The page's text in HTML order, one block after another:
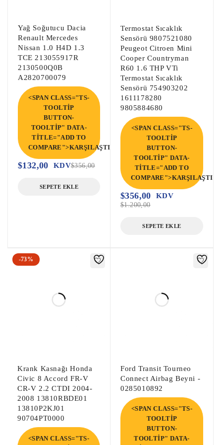
Mekatronik Kart,
Merkezi Kilit Beyni, Kilit Beyni,
Merkezi Kapı Kilitleme Modülü,
Klima Kompresörü, Oto Klima, Araba klima
Kompresörü,
Çıkma Şarj Dinamosu, Çıkma Alternatör,
Lastik Basınç Sensörü, Çıkma Lastik
Basınç Sensörü,
Yakıt Pompa Beyni, Enjektör Beyni,
Hibrit Kontrol Modülü,
Clio 1.2i Motor Beyni, Clio 1.2i Çıkma
Motor Beyni, Clio 1.2i Enjeksiyon Motor
Twingo 1.2i Motor Beyni, Twingo 1.2i
Yağ Soğutucu Dacia
Renault Mercedes
Nissan 1.0 H4D 1.3
TCE 213055917R
2130500Q0B
A2820700079
<SPAN CLASS="TS-
TOOLTIP
BUTTON-
TOOLTIP" DATA-
TITLE="ADD TO
COMPARE">KARŞILAŞTIR</SPAN>
$356,00
$132,00 KDV
SEPETE EKLE
Termostat Sıcaklık
Sensörü 9807521080
Peugeot Citroen Mini
Cooper Countryman
R60 1.6 THP VTi
Termostat Sıcaklık
Sensörü 754903202
1611178280
9805884680
<SPAN CLASS="TS-
TOOLTIP
BUTTON-
TOOLTIP" DATA-
TITLE="ADD TO
$1.200,00
$356,00 KDV
SEPETE EKLE
-73%
Krank Kasnağı Honda
Civic 8 Accord FR-V
CR-V 2.2 CTDI 2004-
2008 13810RBDE01
13810P2KJ01
90704PT0000
<SPAN CLASS="TS-
Ford Transit Tourneo
Connect Airbag Beyni -
0285010892
<SPAN CLASS="TS-
TOOLTIP
BUTTON-
TOOLTIP" DATA-